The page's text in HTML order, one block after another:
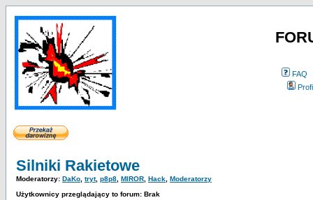
FAQ
Silniki Rakietowe
Moderatorzy: DaKo tryt, p8p8 MIROR Hack Moderatorzy
Użytkownicy przeglądający to forum: Brak